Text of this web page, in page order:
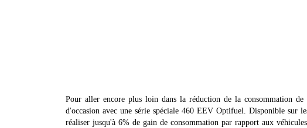
Pour aller encore plus loin dans la réduction de la consommation
d'occasion avec une série spéciale 460 EEV Optifuel. Disponible sur
réaliser jusqu'à 6% de gain de consommation par rapport aux